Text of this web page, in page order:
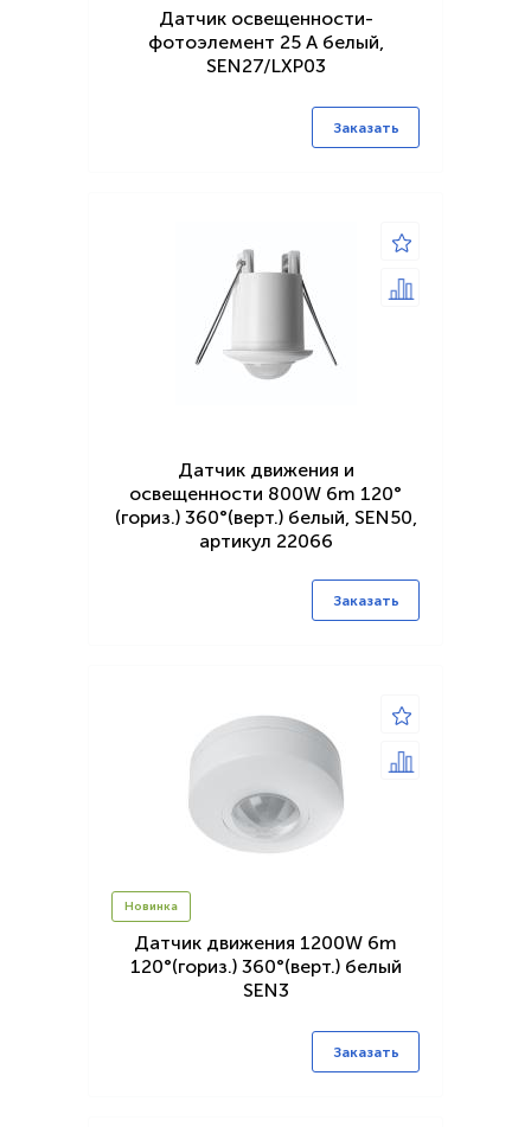
Датчик освещенности-
фотоэлемент 25 А белый,
SEN27/LXР03
Заказать
Датчик движения и
освещенности 800W 6m 120°
(гориз.) 360°(верт.) белый, SEN50,
артикул 22066
Заказать
Новинка
Датчик движения 1200W 6m
120°(гориз.) 360°(верт.) белый
SEN3
Заказать